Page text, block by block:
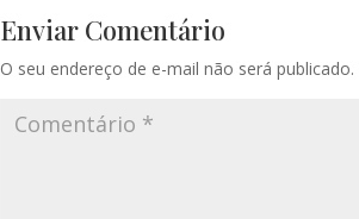
Enviar Comentário
O seu endereço de e-mail não será publicado.